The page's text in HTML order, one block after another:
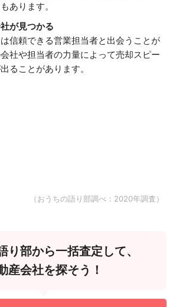
あります。
が見つかる
信頼できる営業担当者と出会うことが
社や担当者の力量によって売却スピー
ることがあります。
（おうちの語り部調べ：2020年調査）
り部から一括査定して、
産会社を探そう！